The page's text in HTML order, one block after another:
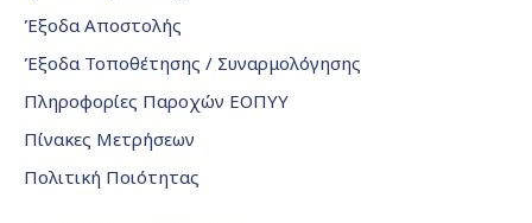
Έξοδα Αποστολής
Έξοδα Τοποθέτησης / Συναρμολόγησης
Πληροφορίες Παροχών ΕΟΠΥΥ
Πίνακες Μετρήσεων
Πολιτική Ποιότητας